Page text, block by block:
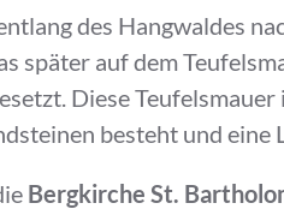
des Hangwaldes
später auf dem
Diese
besteht und eine
Bergkirche St.